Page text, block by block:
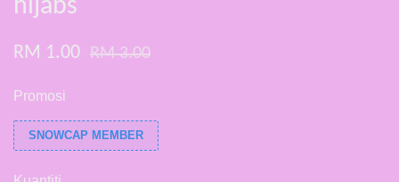
hijabs
RM 1.00 RM 3.00
Promosi
SNOWCAP MEMBER